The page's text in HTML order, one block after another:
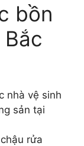
bồn
nhà vệ sinh
sản tại
rửa